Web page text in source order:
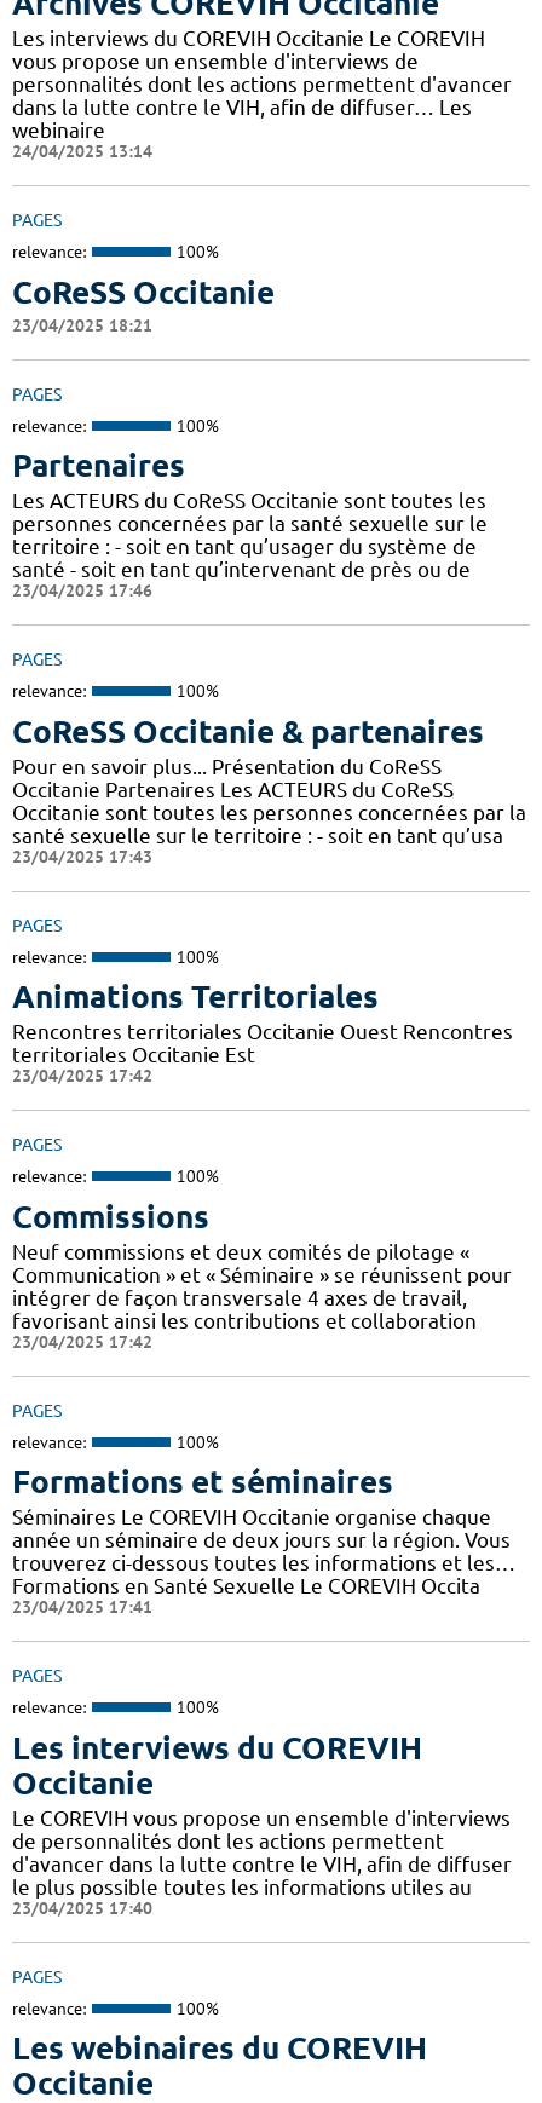
Les interviews du COREVIH Occitanie Le COREVIH
vous propose un ensemble d'interviews de
personnalités dont les actions permettent d'avancer
dans la lutte contre le VIH, afin de diffuser… Les
webinaire
24/04/2025 13:14
PAGES
relevance: 100%
CoReSS Occitanie
23/04/2025 18:21
PAGES
relevance: 100%
Partenaires
Les ACTEURS du CoReSS Occitanie sont toutes les
personnes concernées par la santé sexuelle sur le
territoire : - soit en tant qu’usager du système de
santé - soit en tant qu’intervenant de près ou de
23/04/2025 17:46
PAGES
relevance: 100%
CoReSS Occitanie & partenaires
Pour en savoir plus... Présentation du CoReSS
Occitanie Partenaires Les ACTEURS du CoReSS
Occitanie sont toutes les personnes concernées par la
santé sexuelle sur le territoire : - soit en tant qu’usa
23/04/2025 17:43
PAGES
relevance: 100%
Animations Territoriales
Rencontres territoriales Occitanie Ouest Rencontres
territoriales Occitanie Est
23/04/2025 17:42
PAGES
relevance: 100%
Commissions
Neuf commissions et deux comités de pilotage «
Communication » et « Séminaire » se réunissent pour
intégrer de façon transversale 4 axes de travail,
favorisant ainsi les contributions et collaboration
23/04/2025 17:42
PAGES
relevance: 100%
Formations et séminaires
Séminaires Le COREVIH Occitanie organise chaque
année un séminaire de deux jours sur la région. Vous
trouverez ci-dessous toutes les informations et les…
Formations en Santé Sexuelle Le COREVIH Occita
23/04/2025 17:41
PAGES
relevance: 100%
Les interviews du COREVIH
Occitanie
Le COREVIH vous propose un ensemble d'interviews
de personnalités dont les actions permettent
d'avancer dans la lutte contre le VIH, afin de diffuser
le plus possible toutes les informations utiles au
23/04/2025 17:40
PAGES
relevance: 100%
Les webinaires du COREVIH
Occitanie